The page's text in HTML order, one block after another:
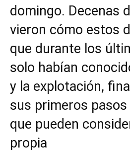
domingo. Decenas
vieron cómo estos
que durante los
solo habían
y la explotación,
sus primeros
que pueden
propia